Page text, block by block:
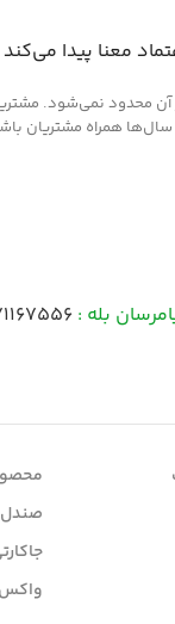
معنا پیدا می‌کند
محدود نمی‌شود.
همراه مشتریان
بله :